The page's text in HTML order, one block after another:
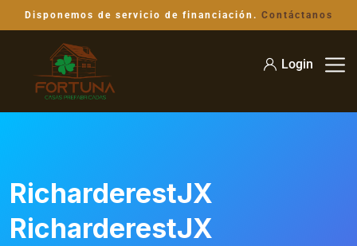
Disponemos de servicio de financiación. Contáctanos
Login
RicharderestJX
RicharderestJX